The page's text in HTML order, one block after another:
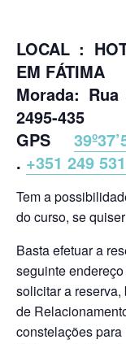
LOCAL :
EM FÁTIMA
Morada:
2495-
GPS
. +351 249
Tem a
do curso, se
Basta efetuar a
seguinte
solicitar a reserva,
de
constelaçõespara